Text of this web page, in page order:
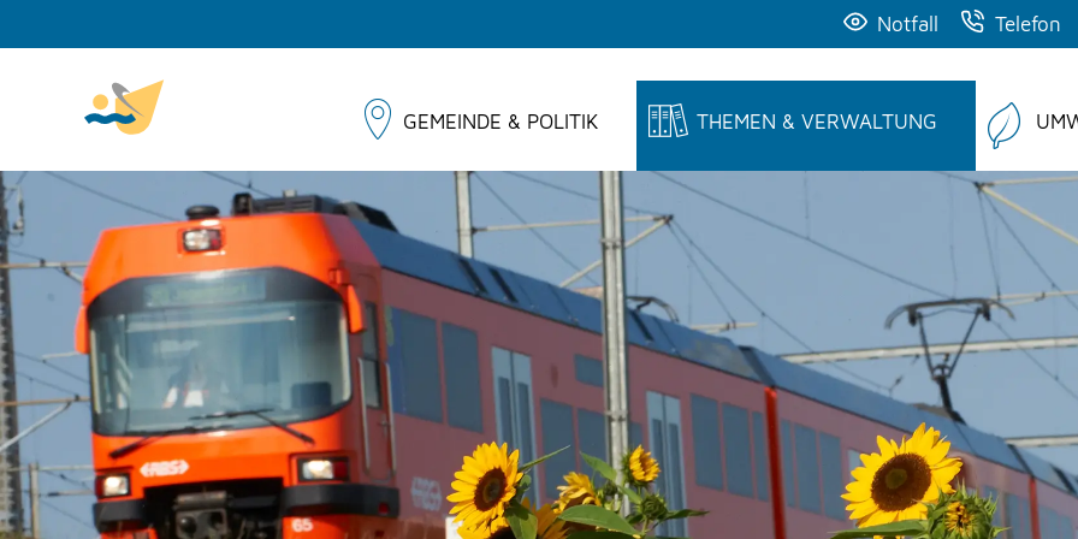
Notfall Telefon
GEMEINDE & POLITIK THEMEN & VERWALTUNG